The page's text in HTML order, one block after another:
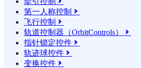
第一人称控制 
飞行控制 
轨道控制器（OrbitControls） 
指针锁定控件 
轨迹球控件 
变换控件 